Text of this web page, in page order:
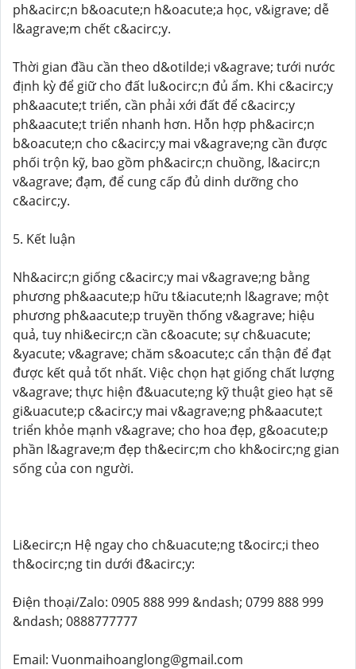
ph&acirc;n b&oacute;n h&oacute;a học, v&igrave; dễ
l&agrave;m chết c&acirc;y.
Thời gian đầu cần theo d&otilde;i v&agrave; tưới nước
định kỳ để giữ cho đất lu&ocirc;n đủ ẩm. Khi c&acirc;y
ph&aacute;t triển, cần phải xới đất để c&acirc;y
ph&aacute;t triển nhanh hơn. Hỗn hợp ph&acirc;n
b&oacute;n cho c&acirc;y mai v&agrave;ng cần được
phối trộn kỹ, bao gồm ph&acirc;n chuồng, l&acirc;n
v&agrave; đạm, để cung cấp đủ dinh dưỡng cho
c&acirc;y.
5. Kết luận
Nh&acirc;n giống c&acirc;y mai v&agrave;ng bằng
phương ph&aacute;p hữu t&iacute;nh l&agrave; một
phương ph&aacute;p truyền thống v&agrave; hiệu
quả, tuy nhi&ecirc;n cần c&oacute; sự ch&uacute;
&yacute; v&agrave; chăm s&oacute;c cẩn thận để đạt
được kết quả tốt nhất. Việc chọn hạt giống chất lượng
v&agrave; thực hiện đ&uacute;ng kỹ thuật gieo hạt sẽ
gi&uacute;p c&acirc;y mai v&agrave;ng ph&aacute;t
triển khỏe mạnh v&agrave; cho hoa đẹp, g&oacute;p
phần l&agrave;m đẹp th&ecirc;m cho kh&ocirc;ng gian
sống của con người.
Li&ecirc;n Hệ ngay cho ch&uacute;ng t&ocirc;i theo
th&ocirc;ng tin dưới đ&acirc;y:
Điện thoại/Zalo: 0905 888 999 &ndash; 0799 888 999
&ndash; 0888777777
Email: Vuonmaihoanglong@gmail.com